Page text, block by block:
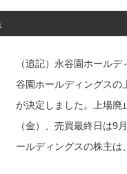
（追記）永谷園ホール
谷園ホールディングスの
が決定しました。上場廃
（金）、売買最終日は9
ールディングスの株主は